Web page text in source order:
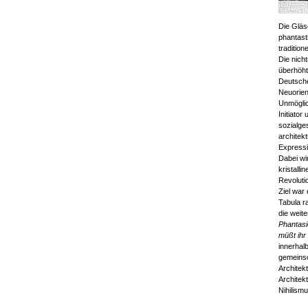
Die
Die
Initiator
Dabei
Ziel war
Tabula
die
müßt ihr